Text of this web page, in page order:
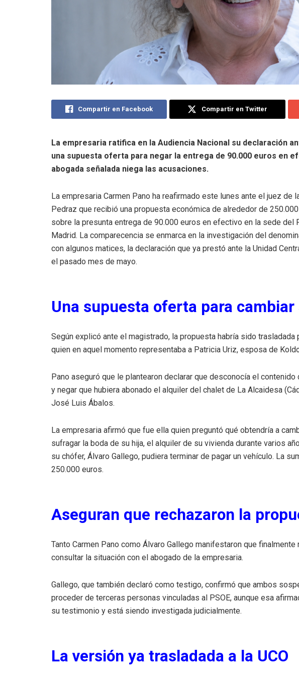
Compartir en Facebook Compartir en Twitter
La empresaria ratifica en la Audiencia Nacional su declaración
una supuesta oferta para negar la entrega de 90.000 euros en
abogada señalada niega las acusaciones.
La empresaria Carmen Pano ha reafirmado este lunes ante el juez de
Pedraz que recibió una propuesta económica de alrededor de
sobre la presunta entrega de 90.000 euros en efectivo en la sede del
Madrid. La comparecencia se enmarca en la investigación del
con algunos matices, la declaración que ya prestó ante la Unidad
el pasado mes de mayo.
Una supuesta oferta para
Según explicó ante el magistrado, la propuesta habría sido trasladada
quien en aquel momento representaba a Patricia Uriz, esposa de
Pano aseguró que le plantearon declarar que desconocía el
y negar que hubiera abonado el alquiler del chalet de La Alcaidesa
José Luis Ábalos.
La empresaria afirmó que fue ella quien preguntó qué obtendría a
sufragar la boda de su hija, el alquiler de su vivienda durante varios
su chófer, Álvaro Gallego, pudiera terminar de pagar un vehículo. La
250.000 euros.
Aseguran que rechazaron la
Tanto Carmen Pano como Álvaro Gallego manifestaron que
consultar la situación con el abogado de la empresaria.
Gallego, que también declaró como testigo, confirmó que ambos
proceder de terceras personas vinculadas al PSOE, aunque esa
su testimonio y está siendo investigada judicialmente.
La versión ya trasladada a la UCO